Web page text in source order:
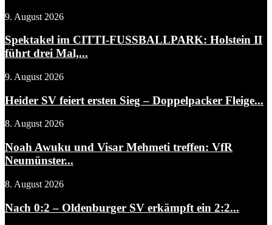
9. August 2026
Spektakel im CITTI-FUSSBALLPARK: Holstein II
führt drei Mal,...
9. August 2026
Heider SV feiert ersten Sieg – Doppelpacker Fleige...
8. August 2026
Noah Awuku und Visar Mehmeti treffen: VfR
Neumünster...
8. August 2026
Nach 0:2 – Oldenburger SV erkämpft ein 2:2...